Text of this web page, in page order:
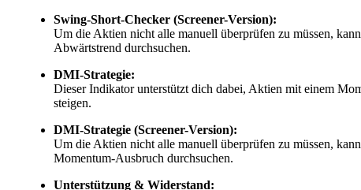
Swing-Short-Checker (Screener-Version):
Um die Aktien nicht alle manuell überprüfen zu müssen,
Abwärtstrend durchsuchen.
DMI-Strategie:
Dieser Indikator unterstützt dich dabei, Aktien mit einem
steigen.
DMI-Strategie (Screener-Version):
Um die Aktien nicht alle manuell überprüfen zu müssen,
Momentum-Ausbruch durchsuchen.
Unterstützung & Widerstand: